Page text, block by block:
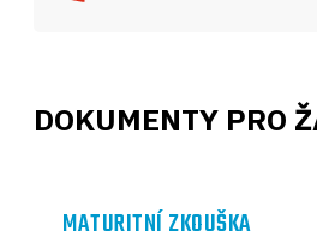
DOKUMENTY PRO
MATURITNÍ ZKOUŠKA